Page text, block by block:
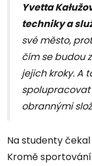
Yvetta
techniky a
své město,
čím se budou
jejich kroky. A
spolupracovat
obrannými
Na studenty
Kromě